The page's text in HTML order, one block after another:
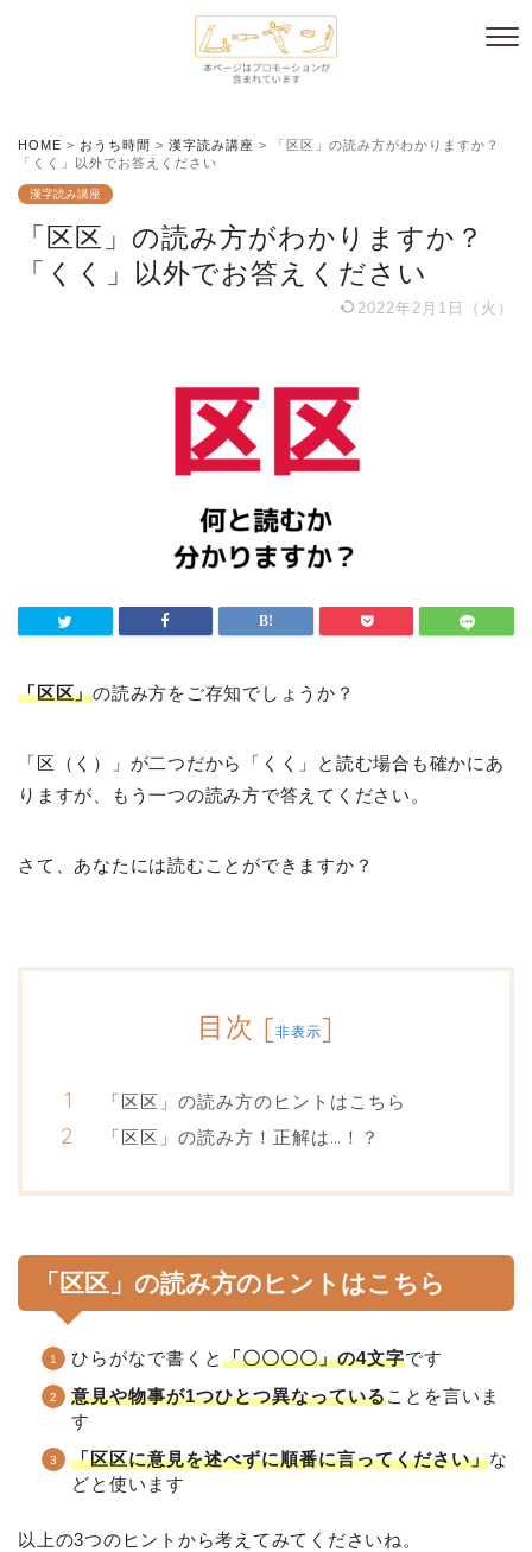
HOME > おうち時間 > 漢字読み講座 >
「区区」の読み方がわかりますか？
「くく」以外でお答えください
漢字読み講座
「区区」の読み方がわかりますか？
「くく」以外でお答えください
2022年2月1日（火）
「区区」の読み方をご存知でしょうか？
「区（く）」が二つだから「くく」と読む場合も確かにあ
りますが、もう一つの読み方で答えてください。
さて、あなたには読むことができますか？
目次 [非表示]
「区区」の読み方のヒントはこちら
「区区」の読み方！正解は…！？
「区区」の読み方のヒントはこちら
ひらがなで書くと 「〇〇〇〇」の4文字です
意見や物事が1つひとつ異なっていることを言いま
す
「区区に意見を述べずに順番に言ってください」な
どと使います
以上の3つのヒントから考えてみてくださいね。